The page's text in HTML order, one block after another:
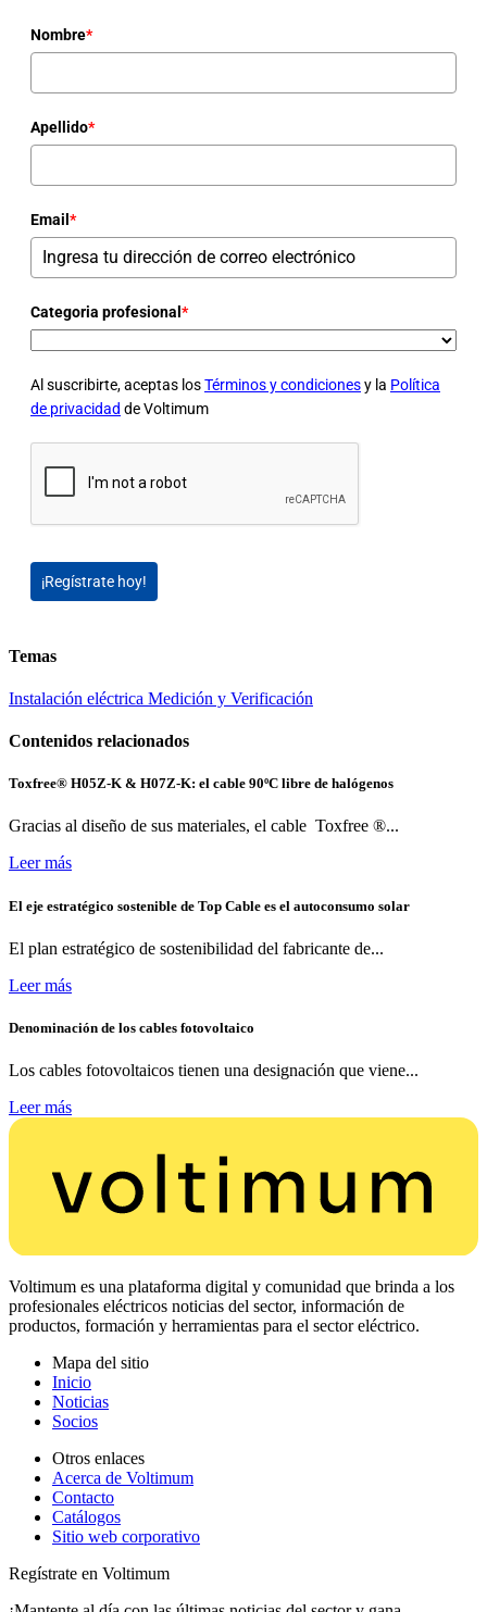
Nombre*
Apellido*
Email *
Categoria profesional *
Al suscribirte, aceptas losTérminos y condicionesy la Política
de privacidad de Voltimum
¡Regístrate hoy!
Temas
Instalación eléctrica Medición y Verificación
Contenidos relacionados
Toxfree® H05Z-K & H07Z-K: el cable 90ºC libre de halógenos
Gracias al diseño de sus materiales, el cable Toxfree ®...
Leer más
El eje estratégico sostenible de Top Cable es el autoconsumo solar
El plan estratégico de sostenibilidad del fabricante de...
Leer más
Denominación de los cables fotovoltaico
Los cables fotovoltaicos tienen una designación que viene...
Leer más
Voltimum es una plataforma digital y comunidad que brinda a los
profesionales eléctricos noticias del sector, información de
productos, formación y herramientas para el sector eléctrico.
Mapa del sitio
Inicio
Noticias
Socios
Otros enlaces
Acerca de Voltimum
Contacto
Catálogos
Sitio web corporativo
Regístrate en Voltimum